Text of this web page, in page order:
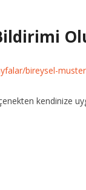
bireysel-
kendinize